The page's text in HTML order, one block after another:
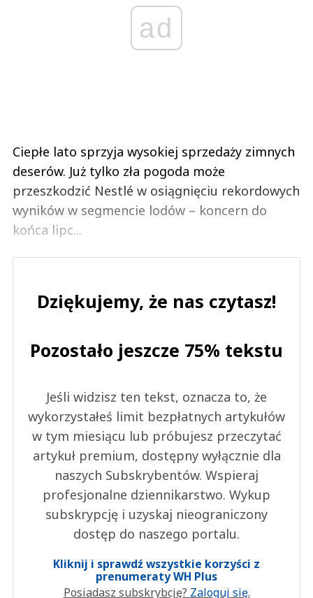
ad
Ciepłe lato sprzyja wysokiej sprzedaży zimnych
deserów. Już tylko zła pogoda może
przeszkodzić Nestlé w osiągnięciu rekordowych
wyników w segmencie lodów – koncern do
końca lipc...
Dziękujemy, że nas czytasz!
Pozostało jeszcze 75% tekstu
Jeśli widzisz ten tekst, oznacza to, że
wykorzystałeś limit bezpłatnych artykułów
w tym miesiącu lub próbujesz przeczytać
artykuł premium, dostępny wyłącznie dla
naszych Subskrybentów. Wspieraj
profesjonalne dziennikarstwo. Wykup
subskrypcję i uzyskaj nieograniczony
dostęp do naszego portalu.
Kliknij i sprawdź wszystkie korzyści z
prenumeraty WH Plus
Posiadasz subskrybcję? Zaloguj się.